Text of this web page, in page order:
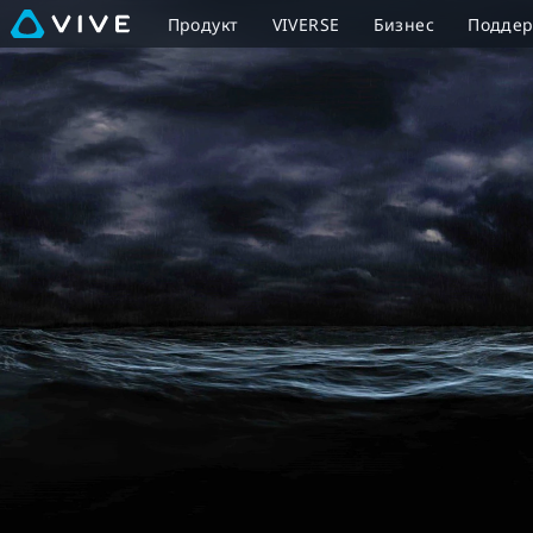
7
Чудес
(7
Miracles)
–
VR
фильм,
Продукт VIVERSE Бизнес